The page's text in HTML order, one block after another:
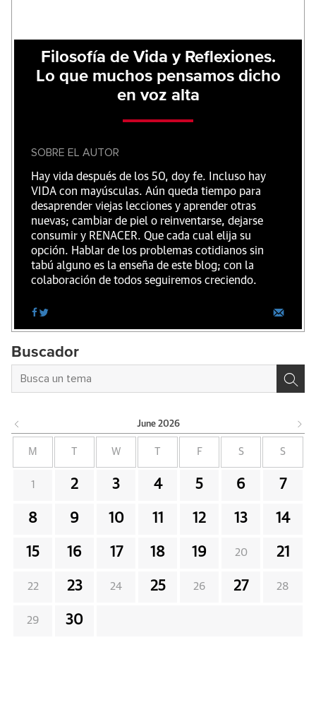
Filosofía de Vida y Reflexiones.
Lo que muchos pensamos dicho
en voz alta
SOBRE EL AUTOR
Hay vida después de los 50, doy fe. Incluso hay
VIDA con mayúsculas. Aún queda tiempo para
desaprender viejas lecciones y aprender otras
nuevas; cambiar de piel o reinventarse, dejarse
consumir y RENACER. Que cada cual elija su
opción. Hablar de los problemas cotidianos sin
tabú alguno es la enseña de este blog; con la
colaboración de todos seguiremos creciendo.
Buscador
June 2026
M W F S S
1 2 3 4 5 6 7
8 9 10 11 12 13 14
15 16 17 18 19 20 21
22 23 24 25 26 27 28
29 30